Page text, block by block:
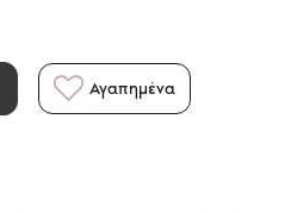
Αγαπημένα